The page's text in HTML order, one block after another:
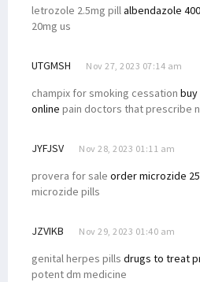
letrozole 2.5mg pillalbendazole
20mg us
UTGMSH Nov 27, 2023 07:14 am
champix for smoking cessation
online pain doctors that prescribe
JYFJSV Nov 28, 2023 01:11 am
provera for sale order microzide
microzide pills
JZVIKB Nov 29, 2023 01:40 am
genital herpes pills drugs to treat
potent dm medicine